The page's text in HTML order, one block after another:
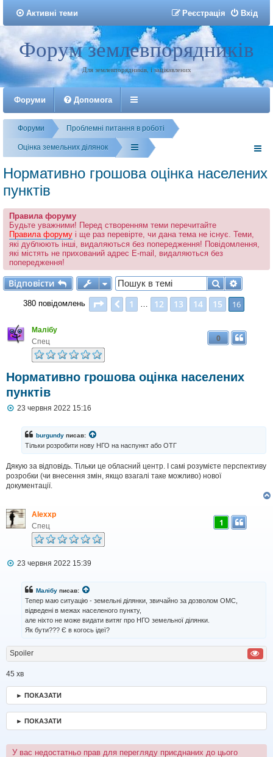
Активні теми Вхід
Реєстрація
Реєстрація
Форум землевпорядників
Для землевпорядників, і зацікавлених
Форуми Допомога
Форуми Проблемні питання в роботі
Оцінка земельних ділянок
Нормативно грошова оцінка населених
пунктів
Правила форуму
Будьте уважними! Перед створенням теми перечитайте
Правила форуму і ще раз перевірте, чи дана тема не існує. Теми,
які дублюють інші, видаляються без попередження! Повідомлення,
які містять не прихований адрес E-mail, видаляються без
попередження!
Відповісти
Відповісти Пошук
380 повідомлень Сторінка з
Поперед.
1 … 12 13 14 15 16
Малібу
Спец
Нормативно грошова оцінка населених
пунктів
0
П
л
е
н
23 червня 2022 15:16
burgundy писав:
Тільки розробити нову НГО на наспункт або ОТГ
Дякую за відповідь. Тільки це обласний центр. І самі розумієте перспективу
розробки (чи внесення змін, якщо взагалі таке можливо) нової
документації.
Alexxp
Спец
1
П
н
я
23 червня 2022 15:39
Малібу писав:
Тепер маю ситуацію - земельні ділянки, звичайно за дозволом ОМС,
відведені в межах населеного пункту,
але ніхто не може видати витяг про НГО земельної ділянки.
Як бути??? Є в когось ідеї?
Spoiler
45 хв
► ПОКАЗАТИ
► ПОКАЗАТИ
У вас недостатньо прав для перегляду приєднаних до цього